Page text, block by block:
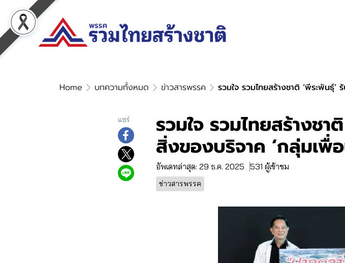
Home บทความทั้งหมด ข่าวสารพรรค รวมใจ รวมไทยสร้างชาติ ‘พีระพันธุ์
แชร์ รวมใจ รวมไทยสร้างชา
สิ่งของบริจาค ‘กลุ่มเพื่
อัพเดทล่าสุด: 29 ธ.ค. 2025 531 ผู้เข้าชม
ข่าวสารพรรค